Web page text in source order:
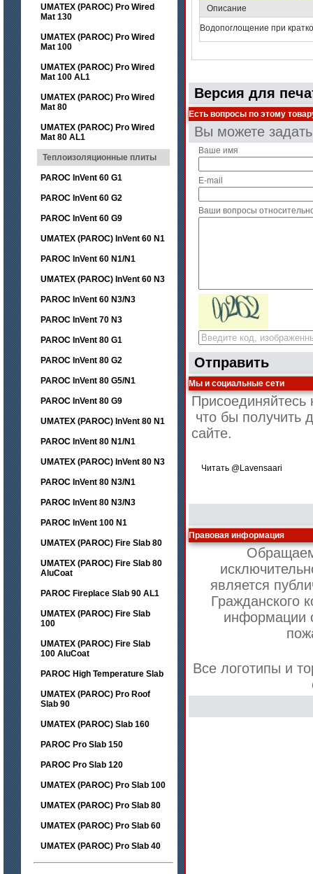
UMATEX (PAROC) Pro Wired
Mat 130
UMATEX (PAROC) Pro Wired
Mat 100
UMATEX (PAROC) Pro Wired
Mat 100 AL1
UMATEX (PAROC) Pro Wired
Mat 80
UMATEX (PAROC) Pro Wired
Mat 80 AL1
Теплоизоляционные плиты
PAROC InVent 60 G1
PAROC InVent 60 G2
PAROC InVent 60 G9
UMATEX (PAROC) InVent 60 N1
PAROC InVent 60 N1/N1
UMATEX (PAROC) InVent 60 N3
PAROC InVent 60 N3/N3
PAROC InVent 70 N3
PAROC InVent 80 G1
PAROC InVent 80 G2
PAROC InVent 80 G5/N1
PAROC InVent 80 G9
UMATEX (PAROC) InVent 80 N1
PAROC InVent 80 N1/N1
UMATEX (PAROC) InVent 80 N3
PAROC InVent 80 N3/N1
PAROC InVent 80 N3/N3
PAROC InVent 100 N1
UMATEX (PAROC) Fire Slab 80
UMATEX (PAROC) Fire Slab 80
AluCoat
PAROC Fireplace Slab 90 AL1
UMATEX (PAROC) Fire Slab
100
UMATEX (PAROC) Fire Slab
100 AluCoat
PAROC High Temperature Slab
UMATEX (PAROC) Pro Roof
Slab 90
UMATEX (PAROC) Slab 160
PAROC Pro Slab 150
PAROC Pro Slab 120
UMATEX (PAROC) Pro Slab 100
UMATEX (PAROC) Pro Slab 80
UMATEX (PAROC) Pro Slab 60
UMATEX (PAROC) Pro Slab 40
Описание
Водопоглощение при
Версия для
Есть вопросы по этому
Вы можете
Ваше имя
E-mail
Ваши вопросы
Отправить
Мы и социальные сети
Присоединяйтесь
что бы получить
сайте.
Читать @Lavensaari
Правовая информация
является
Гражданского
информации
Все логотипы и